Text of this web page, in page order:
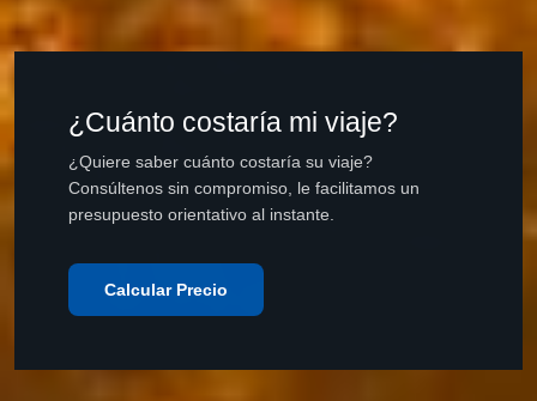
¿Cuánto costaría mi viaje?
¿Quiere saber cuánto costaría su viaje?
Consúltenos sin compromiso, le facilitamos un
presupuesto orientativo al instante.
Calcular Precio